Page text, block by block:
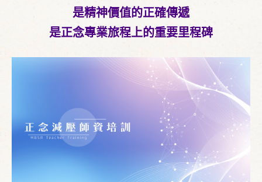
是精神價值的正確傳遞
是正念專業旅程上的重要里程碑